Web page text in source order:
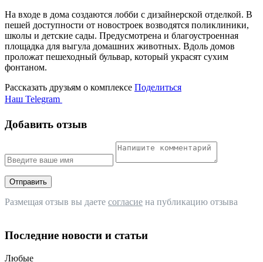
На входе в дома создаются лобби с дизайнерской отделкой. В
пешей доступности от новостроек возводятся поликлиники,
школы и детские сады. Предусмотрена и благоустроенная
площадка для выгула домашних животных. Вдоль домов
проложат пешеходный бульвар, который украсят сухим
фонтаном.
Рассказать друзьям о комплексе Поделиться
Наш Telegram
Добавить отзыв
Отправить
Размещая отзыв вы даете согласие на публикацию отзыва
Последние новости и статьи
Любые